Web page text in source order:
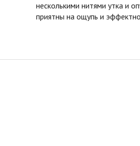
несколькими нитями утка и
приятны на ощупь и